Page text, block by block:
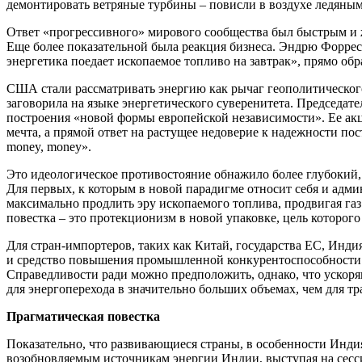
демонтировать ветряные турбины – повисли в воздухе
Ответ «прогрессивного» мирового сообщества был быстрым
Еще более показательной была реакция бизнеса. Эндрю
энергетика поедает ископаемое топливо на завтрак», прямо
США стали рассматривать энергию как рычаг
заговорила на языке энергетического суверенитета.
построения «новой формы европейской независимости». Ее
мечта, а прямой ответ на растущее недоверие к надежности
money, money».
Это идеологическое противостояние обнажило более
Для первых, к которым в новой парадигме относит себя и
максимально продлить эру ископаемого топлива, продвигая
повестка – это протекционизм в новой упаковке, цель
Для стран-импортеров, таких как Китай, государства ЕС,
и средство повышения промышленной
Справедливости ради можно предположить, однако, что
для энергоперехода в значительно больших объемах, чем для
Прагматическая повестка
Показательно, что развивающиеся страны, в особенности
возобновляемым источникам энергии Индии, выступая на